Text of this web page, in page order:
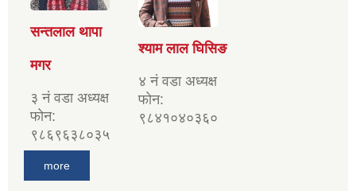
सन्तलाल थापा
मगर
३ नं वडा अध्यक्ष
फोन:
९८६९६३८०३५
श्याम लाल घिसिङ
४ नं वडा अध्यक्ष
फोन:
९८४१०४०३६०
more